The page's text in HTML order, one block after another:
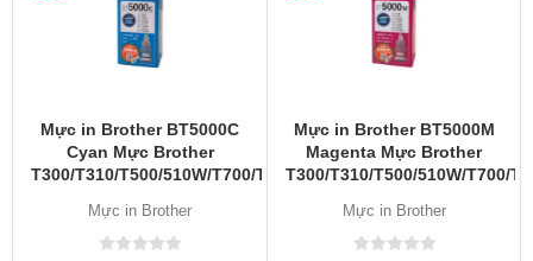
Mực in Brother BT5000C
Cyan Mực Brother
T300/T310/T500/510W/T700/T710W/T800/MFC-
Mực in Brother
Mực in Brother BT5000M
Magenta Mực Brother
T300/T310/T500/510W/T700/
Mực in Brother